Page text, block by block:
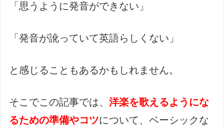
「思うように発音ができない」
「発音が訛っていて英語らしくない」
と感じることもあるかもしれません。
そこでこの記事では、洋楽を歌えるようにな
るための準備やコツについて、ベーシックな